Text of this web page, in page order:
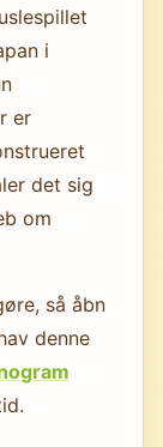
i
er
det sig
om
så åbn
denne